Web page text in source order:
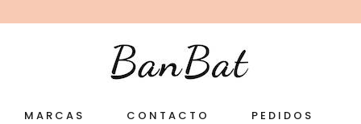
MARCAS CONTACTO PEDIDOS